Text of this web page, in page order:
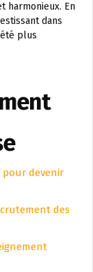
harmonieux. En
dans
plus
devenir
des